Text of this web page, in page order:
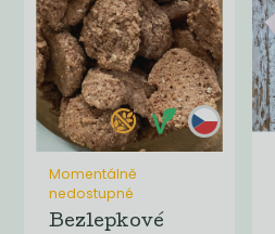
Momentálně
nedostupné
Bezlepkové